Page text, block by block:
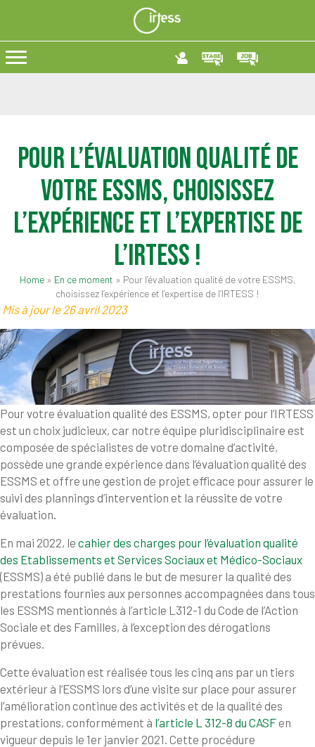
Pour l’évaluation qualité de
votre ESSMS, choisissez
l’expérience et l’expertise de
l’IRTESS !
Home » En ce moment » Pour l’évaluation qualité de votre ESSMS,
choisissez l’expérience et l’expertise de l’IRTESS !
Mis à jour le 26 avril 2023
Pour votre évaluation qualité des ESSMS, opter pour l’IRTESS
est un choix judicieux, car notre équipe pluridisciplinaire est
composée de spécialistes de votre domaine d’activité,
possède une grande expérience dans l’évaluation qualité des
ESSMS et offre une gestion de projet efficace pour assurer le
suivi des plannings d’intervention et la réussite de votre
évaluation.
En mai 2022, le cahier des charges pour l’évaluation qualité
des Etablissements et Services Sociaux et Médico-Sociaux
(ESSMS) a été publié dans le but de mesurer la qualité des
prestations fournies aux personnes accompagnées dans tous
les ESSMS mentionnés à l’article L312-1 du Code de l’Action
Sociale et des Familles, à l’exception des dérogations
prévues.
Cette évaluation est réalisée tous les cinq ans par un tiers
extérieur à l’ESSMS lors d’une visite sur place pour assurer
l’amélioration continue des activités et de la qualité des
prestations, conformément à l’article L 312-8 du CASFen
vigueur depuis le 1er janvier 2021. Cette procédure